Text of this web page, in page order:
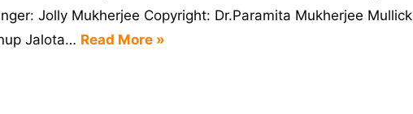
Jolly Mukherjee Copyright: Dr.Paramita Mukherjee Mullick
Jalota… Read More »